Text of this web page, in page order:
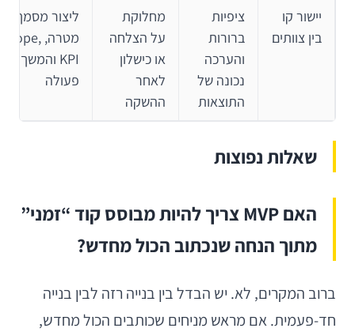
יישור קו
בין צוותים
ציפיות
ברורות
והערכה
נכונה של
התוצאות
מחלוקת
על הצלחה
או כישלון
לאחר
ההשקה
ליצור מסמך
מטרה, scope,
KPI והמשך
פעולה
שאלות נפוצות
האם MVP צריך להיות מבוסס קוד “זמני”
מתוך הנחה שנכתוב הכול מחדש?
ברוב המקרים, לא. יש הבדל בין בנייה רזה לבין בנייה
חד-פעמית. אם מראש מניחים שכותבים הכול מחדש,